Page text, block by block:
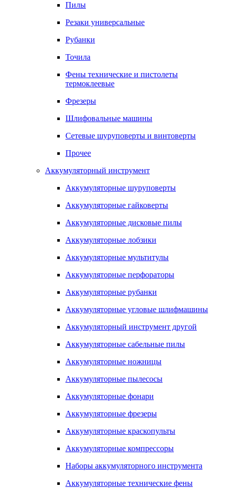
Пилы
Резаки универсальные
Рубанки
Точила
Фены технические и пистолеты
термоклеевые
Фрезеры
Шлифовальные машины
Сетевые шуруповерты и винтоверты
Прочее
Аккумуляторный инструмент
Аккумуляторные шуруповерты
Аккумуляторные гайковерты
Аккумуляторные дисковые пилы
Аккумуляторные лобзики
Аккумуляторные мультитулы
Аккумуляторные перфораторы
Аккумуляторные рубанки
Аккумуляторные угловые шлифмашины
Аккумуляторный инструмент другой
Аккумуляторные сабельные пилы
Аккумуляторные ножницы
Аккумуляторные пылесосы
Аккумуляторные фонари
Аккумуляторные фрезеры
Аккумуляторные краскопульты
Аккумуляторные компрессоры
Наборы аккумуляторного инструмента
Аккумуляторные технические фены